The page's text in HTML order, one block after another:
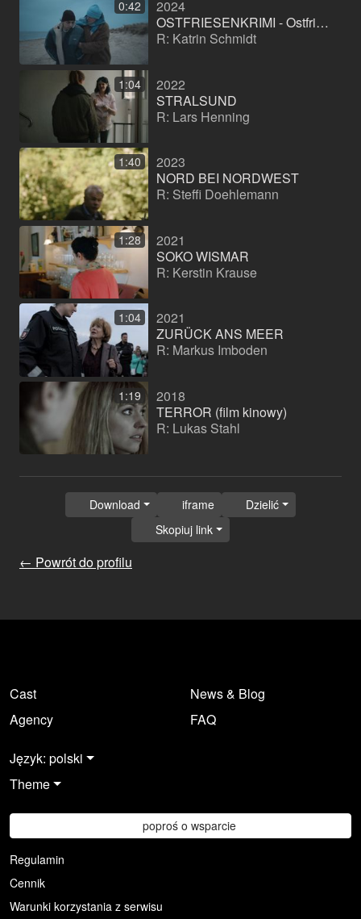
0:42
2024
OSTFRIESENKRIMI - Ostfriesenhölle (serial)
R: Katrin Schmidt
1:04
2022
STRALSUND
R: Lars Henning
1:40
2023
NORD BEI NORDWEST
R: Steffi Doehlemann
1:28
2021
SOKO WISMAR
R: Kerstin Krause
1:04
2021
ZURÜCK ANS MEER
R: Markus Imboden
1:19
2018
TERROR (film kinowy)
R: Lukas Stahl
← Powrót do profilu
Download iframe
Dzielić
Skopiuj link
Cast
Agency
News & Blog
FAQ
Język: polski
Theme
poproś o wsparcie
Regulamin
Cennik
Warunki korzystania z serwisu